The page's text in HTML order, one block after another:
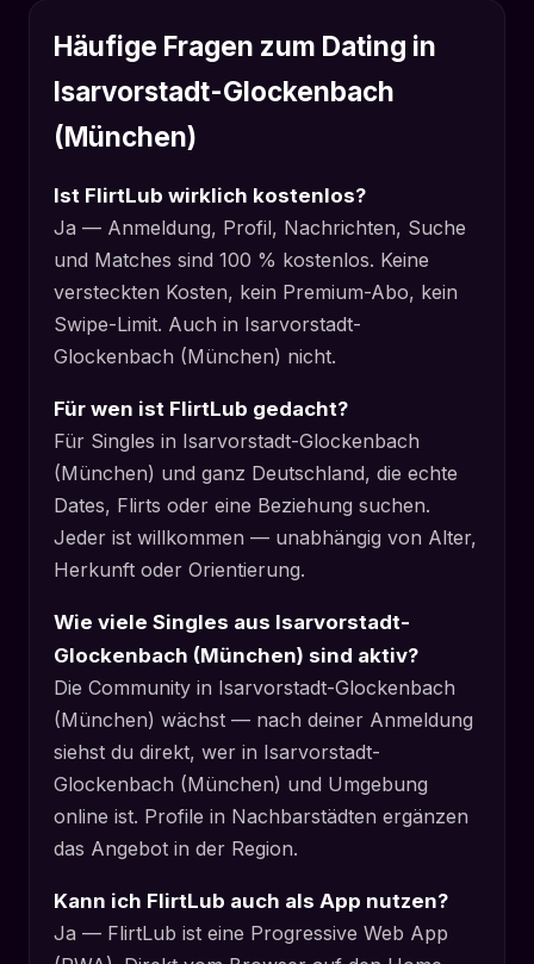
Häufige Fragen zum Dating in
Isarvorstadt-Glockenbach
(München)
Ist FlirtLub wirklich kostenlos?
Ja — Anmeldung, Profil, Nachrichten, Suche
und Matches sind 100 % kostenlos. Keine
versteckten Kosten, kein Premium-Abo, kein
Swipe-Limit. Auch in Isarvorstadt-
Glockenbach (München) nicht.
Für wen ist FlirtLub gedacht?
Für Singles in Isarvorstadt-Glockenbach
(München) und ganz Deutschland, die echte
Dates, Flirts oder eine Beziehung suchen.
Jeder ist willkommen — unabhängig von Alter,
Herkunft oder Orientierung.
Wie viele Singles aus Isarvorstadt-
Glockenbach (München) sind aktiv?
Die Community in Isarvorstadt-Glockenbach
(München) wächst — nach deiner Anmeldung
siehst du direkt, wer in Isarvorstadt-
Glockenbach (München) und Umgebung
online ist. Profile in Nachbarstädten ergänzen
das Angebot in der Region.
Kann ich FlirtLub auch als App nutzen?
Ja — FlirtLub ist eine Progressive Web App